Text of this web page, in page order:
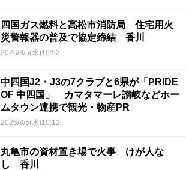
四国ガス燃料と高松市消防局 住宅用火
災警報器の普及で協定締結 香川
2026/8/5(水)10:52
中四国J2・J3の7クラブと6県が「PRIDE
OF 中四国」 カマタマーレ讃岐などホー
ムタウン連携で観光・物産PR
2026/8/5(水)10:12
丸亀市の資材置き場で火事 けが人な
し 香川